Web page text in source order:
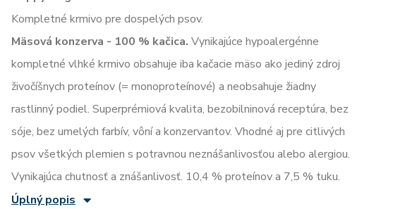
Kompletné krmivo pre dospelých psov.
Mäsová konzerva - 100 % kačica. Vynikajúce hypoalergénne
kompletné vlhké krmivo obsahuje iba kačacie mäso ako jediný zdroj
živočíšnych proteínov (= monoproteínové) a neobsahuje žiadny
rastlinný podiel. Superprémiová kvalita, bezobilninová receptúra, bez
sóje, bez umelých farbív, vôní a konzervantov. Vhodné aj pre citlivých
psov všetkých plemien s potravnou neznášanlivosťou alebo alergiou.
Vynikajúca chutnosť a znášanlivosť. 10,4 % proteínov a 7,5 % tuku.
Úplný popis